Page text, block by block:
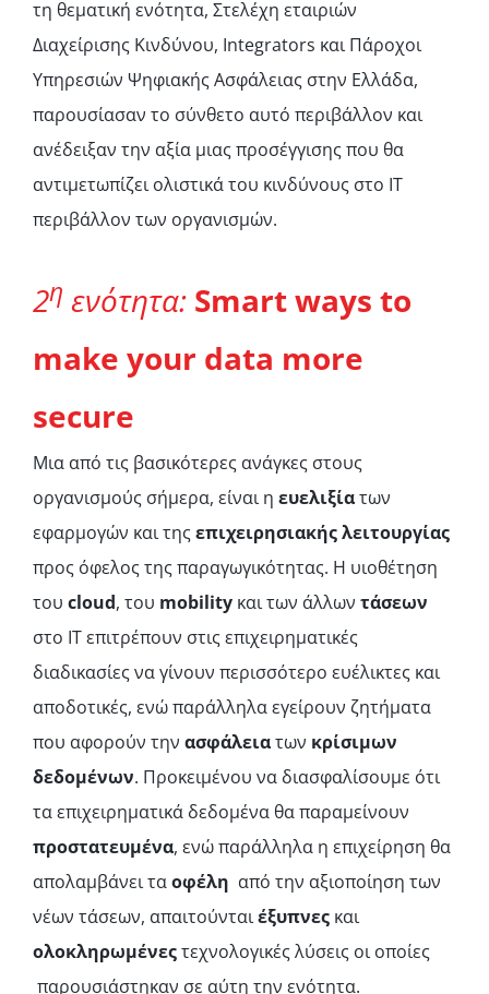
τη θεματική ενότητα, Στελέχη εταιριών
Διαχείρισης Κινδύνου, Integrators και Πάροχοι
Υπηρεσιών Ψηφιακής Ασφάλειας στην Ελλάδα,
παρουσίασαν το σύνθετο αυτό περιβάλλον και
ανέδειξαν την αξία μιας προσέγγισης που θα
αντιμετωπίζει ολιστικά του κινδύνους στο IT
περιβάλλον των οργανισμών.
2η ενότητα: Smart ways to
make your data more
secure
Μια από τις βασικότερες ανάγκες στους
οργανισμούς σήμερα, είναι η ευελιξίατων
εφαρμογών και τηςεπιχειρησιακής λειτουργίας
προς όφελος της παραγωγικότητας. Η υιοθέτηση
του cloud, του mobility και των άλλων τάσεων
στο IT επιτρέπουν στις επιχειρηματικές
διαδικασίες να γίνουν περισσότερο ευέλικτες και
αποδοτικές, ενώ παράλληλα εγείρουν ζητήματα
που αφορούν την ασφάλειατων κρίσιμων
δεδομένων. Προκειμένου να διασφαλίσουμε ότι
τα επιχειρηματικά δεδομένα θα παραμείνουν
προστατευμένα, ενώ παράλληλα η επιχείρηση θα
απολαμβάνει ταοφέλη από την αξιοποίηση των
νέων τάσεων, απαιτούνταιέξυπνες και
ολοκληρωμένεςτεχνολογικές λύσεις οι οποίες
παρουσιάστηκαν σε αύτη την ενότητα.